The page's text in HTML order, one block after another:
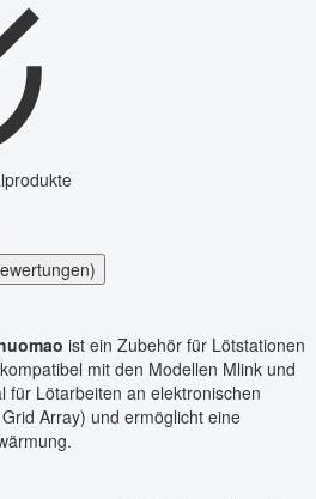
ist ein Zubehör für Lötstationen
mit den Modellen Mlink und
für Lötarbeiten an elektronischen
Array) und ermöglicht eine